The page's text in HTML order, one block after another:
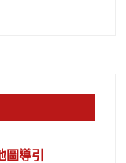
圖導引